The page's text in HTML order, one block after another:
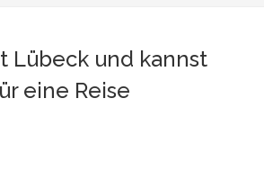
Lübeck und kannst
eine Reise